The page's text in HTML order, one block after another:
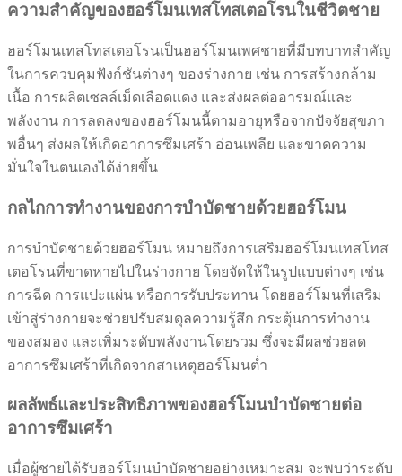
ความสำคัญของฮอร์โมนเทสโทสเตอโรนในชีวิตชาย
ฮอร์โมนเทสโทสเตอโรนเป็นฮอร์โมนเพศชายที่มีบทบาทสำคัญ
ในการควบคุมฟังก์ชันต่างๆ ของร่างกาย เช่น การสร้างกล้าม
เนื้อ การผลิตเซลล์เม็ดเลือดแดง และส่งผลต่ออารมณ์และ
พลังงาน การลดลงของฮอร์โมนนี้ตามอายุหรือจากปัจจัยสุขภา
พอื่นๆ ส่งผลให้เกิดอาการซึมเศร้า อ่อนเพลีย และขาดความ
มั่นใจในตนเองได้ง่ายขึ้น
กลไกการทำงานของการบำบัดชายด้วยฮอร์โมน
การบำบัดชายด้วยฮอร์โมน หมายถึงการเสริมฮอร์โมนเทสโทส
เตอโรนที่ขาดหายไปในร่างกาย โดยจัดให้ในรูปแบบต่างๆ เช่น
การฉีด การแปะแผ่น หรือการรับประทาน โดยฮอร์โมนที่เสริม
เข้าสู่ร่างกายจะช่วยปรับสมดุลความรู้สึก กระตุ้นการทำงาน
ของสมอง และเพิ่มระดับพลังงานโดยรวม ซึ่งจะมีผลช่วยลด
อาการซึมเศร้าที่เกิดจากสาเหตุฮอร์โมนต่ำ
ผลลัพธ์และประสิทธิภาพของฮอร์โมนบำบัดชายต่อ
อาการซึมเศร้า
เมื่อผู้ชายได้รับฮอร์โมนบำบัดชายอย่างเหมาะสม จะพบว่าระดับ